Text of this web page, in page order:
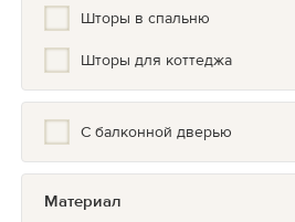
Клетка
Комбинированные
Купон
Шторы в спальню
Шторы для коттеджа
С балконной дверью
Материал